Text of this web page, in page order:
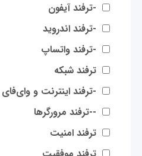
-ترفند آیفون
-ترفند اندروید
-ترفند واتساپ
ترفند شبکه
-ترفند اینترنت و وای‌فای
--ترفند مرورگرها
ترفند امنیت